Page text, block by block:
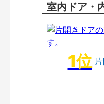
室内ドア・